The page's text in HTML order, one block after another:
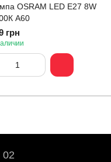
OSRAM LED E27 8W
A60
грн
02